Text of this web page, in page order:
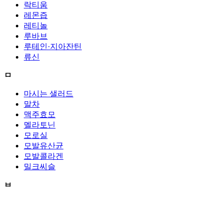
락티움
레몬즙
레티놀
루바브
루테인·지아잔틴
류신
ㅁ
마시는 샐러드
말차
맥주효모
멜라토닌
모로실
모발유산균
모발콜라겐
밀크씨슬
ㅂ